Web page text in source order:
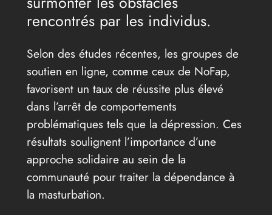
rencontrés par les individus.
Selon des études récentes, les groupes de
soutien en ligne, comme ceux de NoFap,
favorisent un taux de réussite plus élevé
dans l’arrêt de comportements
problématiques tels que la dépression. Ces
résultats soulignent l’importance d’une
approche solidaire au sein de la
communauté pour traiter la dépendance à
la masturbation.